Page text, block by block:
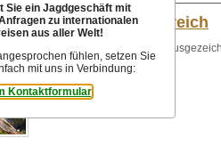
Rehbock inÖsterreich
Beträchtlicher Bestand mit
01.06. - 15.10.
Sie ein Jagdgeschäft mit
zu internationalen
aus aller Welt!
fühlen, setzen Sie
mit uns in Verbindung:
Kontaktformular